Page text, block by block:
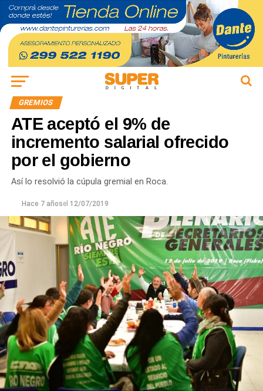
GREMIOS
ATE aceptó el 9% de
incremento salarial ofrecido
por el gobierno
Así lo resolvió la cúpula gremial en Roca.
Hace 7 añosel 12/07/2019